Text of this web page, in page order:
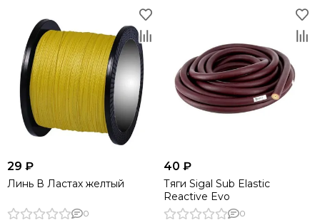
29 ₽
Линь В Ластах желтый
0
40 ₽
Тяги Sigal Sub Elastic
Reactive Evo
0